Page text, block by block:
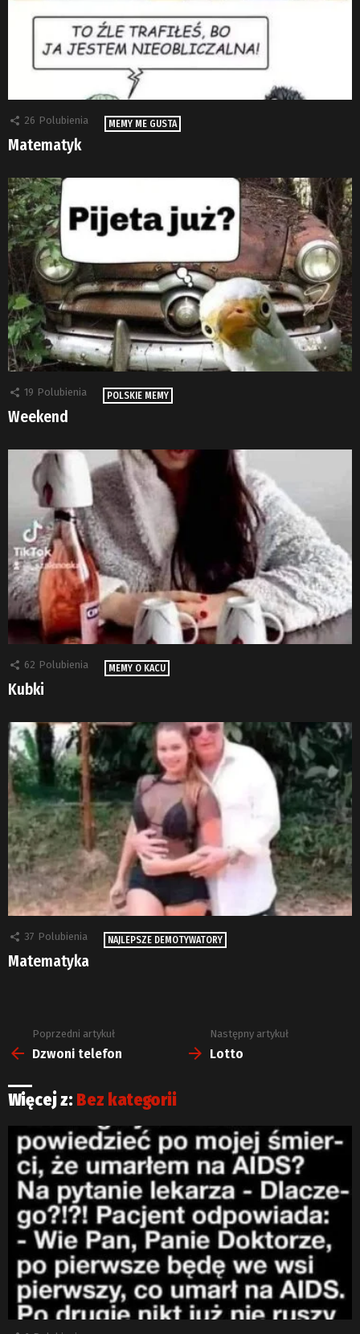
26 Polubienia MEMY ME GUSTA
Matematyk
19 Polubienia POLSKIE MEMY
Weekend
62 Polubienia MEMY O KACU
Kubki
37 Polubienia NAJLEPSZE DEMOTYWATORY
Matematyka
Zobacz
więcej
Poprzedni artykuł
Dzwoni telefon
Następny artykuł
Lotto
Więcej z: Bez kategorii